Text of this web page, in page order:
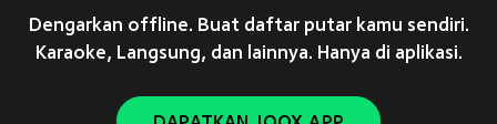
Dengarkan offline. Buat daftar putar kamu sendiri.
Karaoke, Langsung, dan lainnya. Hanya di aplikasi.